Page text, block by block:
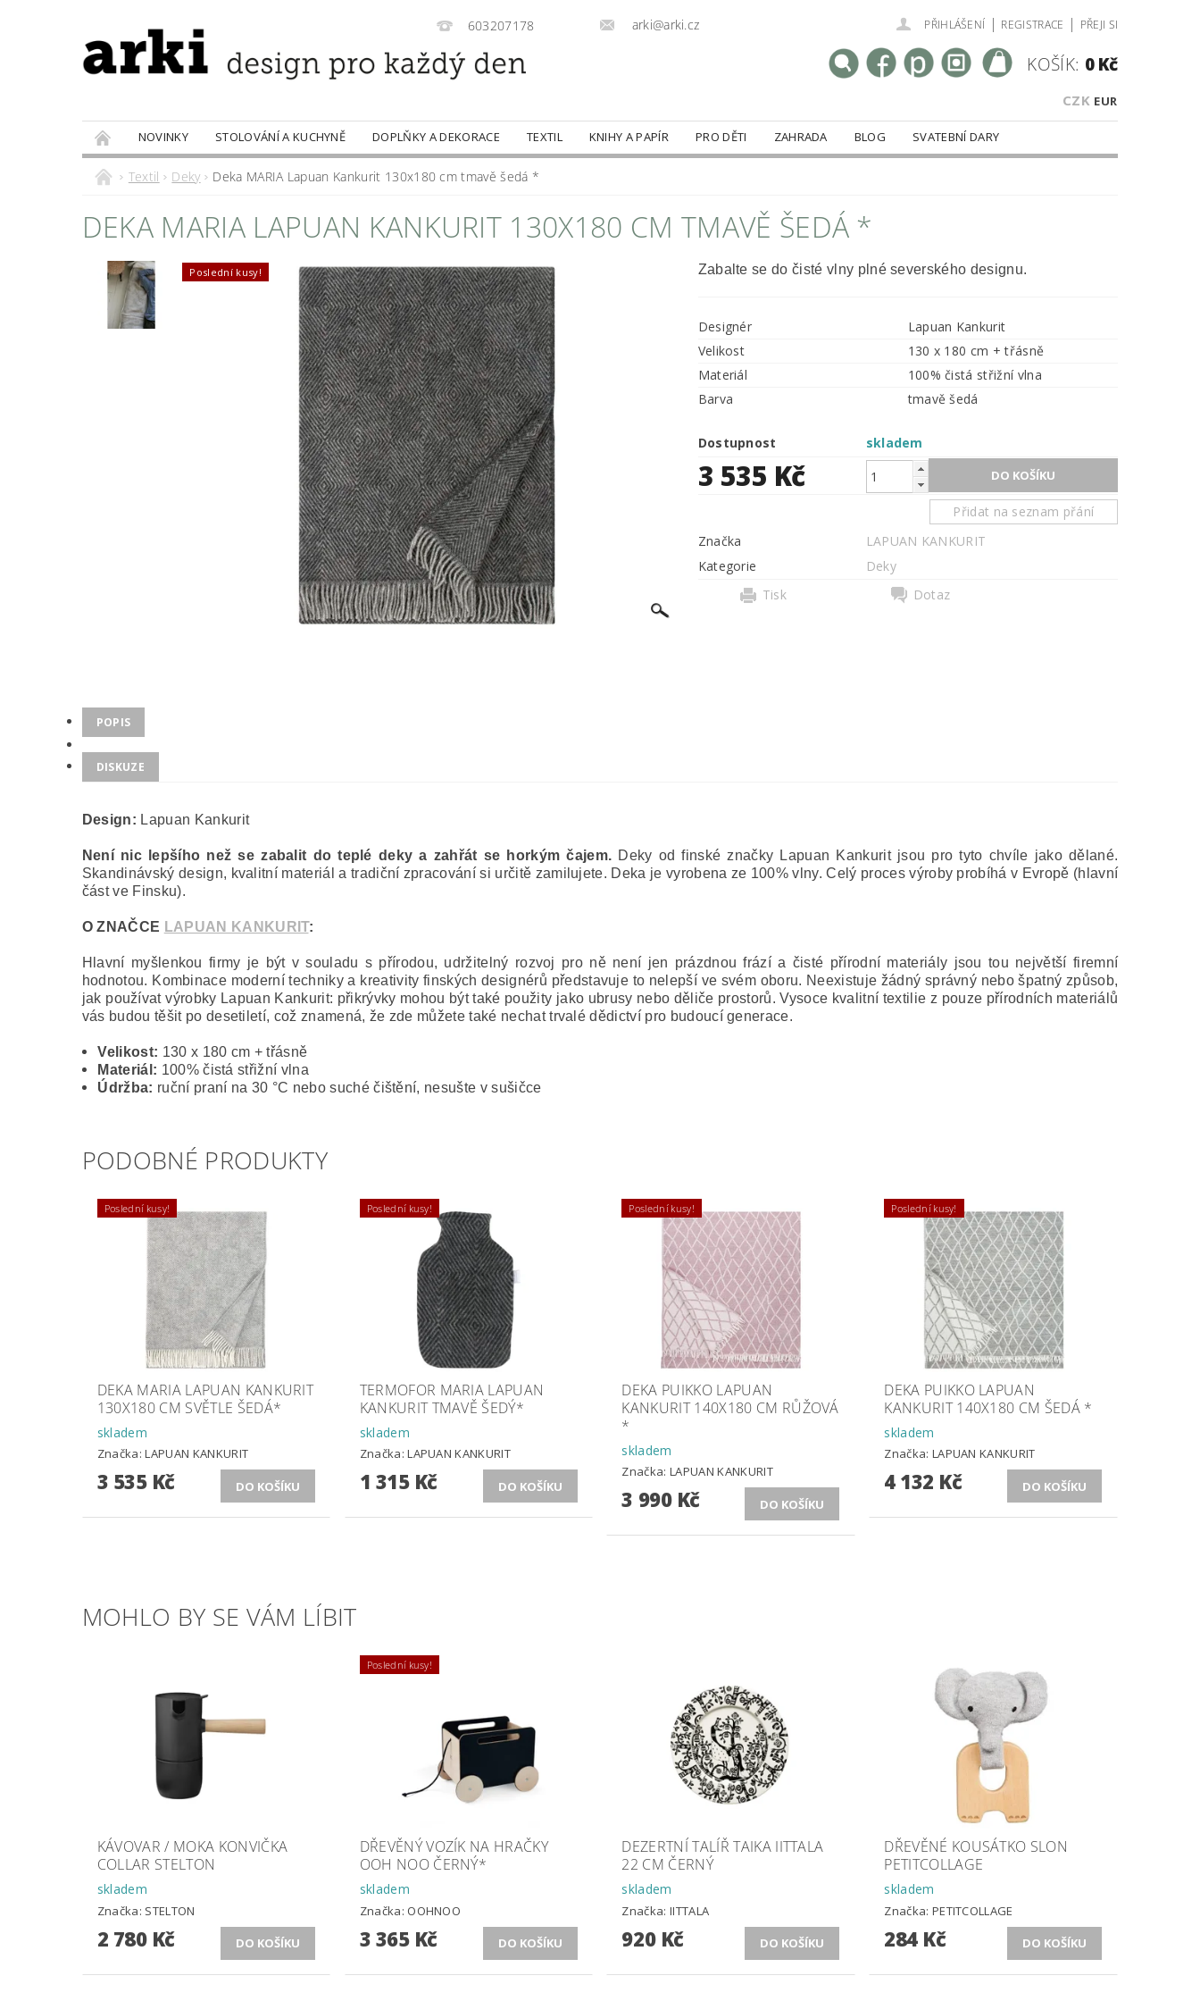
603207178 arki@arki.cz PŘIHLÁŠENÍ | REGISTRACE | PŘEJI SI
CZK EUR
KOŠÍK: 0 Kč
NOVINKY STOLOVÁNÍ A KUCHYNĚ DOPLŇKY A DEKORACE TEXTIL KNIHY A PAPÍR PRO DĚTI ZAHRADA BLOG
SVATEBNÍ DARY
PRODÁVANÉ ZNAČKY
DOBROTY
Textil Deky Deka MARIA Lapuan Kankurit 130x180 cm tmavě šedá *
DEKA MARIA LAPUAN KANKURIT 130X180 CM TMAVĚ ŠEDÁ *
Poslední kusy! Zabalte se do čisté vlny plné severského designu.
Designér
Lapuan Kankurit
Velikost
130 x 180 cm + třásně
Materiál
100% čistá střižní vlna
Barva
tmavě šedá
Dostupnost skladem
3 535 Kč
Přidat na seznam přání
Značka
LAPUAN KANKURIT
Kategorie
Deky
Tisk
Dotaz
POPIS
DISKUZE
Design: Lapuan Kankurit
Není nic lepšího než se zabalit do teplé deky a zahřát se horkým čajem. Deky od finské značky Lapuan Kankurit jsou pro tyto chvíle jako dělané.
Skandinávský design, kvalitní materiál a tradiční zpracování si určitě zamilujete. Deka je vyrobena ze 100% vlny. Celý proces výroby probíhá v Evropě (hlavní
část ve Finsku).
O ZNAČCE LAPUAN KANKURIT:
Hlavní myšlenkou firmy je být v souladu s přírodou, udržitelný rozvoj pro ně není jen prázdnou frází a čisté přírodní materiály jsou tou největší firemní
hodnotou. Kombinace moderní techniky a kreativity finských designérů představuje to nelepší ve svém oboru. Neexistuje žádný správný nebo špatný způsob,
jak používat výrobky Lapuan Kankurit: přikrývky mohou být také použity jako ubrusy nebo děliče prostorů. Vysoce kvalitní textilie z pouze přírodních materiálů
vás budou těšit po desetiletí, což znamená, že zde můžete také nechat trvalé dědictví pro budoucí generace.
Velikost: 130 x 180 cm + třásně
Materiál: 100% čistá střižní vlna
Údržba: ruční praní na 30 °C nebo suché čištění, nesušte v sušičce
PODOBNÉ PRODUKTY
Poslední kusy!
DEKA MARIA LAPUAN KANKURIT
130X180 CM SVĚTLE ŠEDÁ*
skladem
Značka:LAPUAN KANKURIT
3 535 Kč
Poslední kusy!
TERMOFOR MARIA LAPUAN
KANKURIT TMAVĚ ŠEDÝ*
skladem
Značka:LAPUAN KANKURIT
1 315 Kč
Poslední kusy!
DEKA PUIKKO LAPUAN
KANKURIT 140X180 CM RŮŽOVÁ
*
skladem
Značka:LAPUAN KANKURIT
3 990 Kč
Poslední kusy!
DEKA PUIKKO LAPUAN
KANKURIT 140X180 CM ŠEDÁ *
skladem
Značka: LAPUAN KANKURIT
4 132 Kč
MOHLO BY SE VÁM LÍBIT
KÁVOVAR / MOKA KONVIČKA
COLLAR STELTON
skladem
Značka: STELTON
2 780 Kč
Poslední kusy!
DŘEVĚNÝ VOZÍK NA HRAČKY
OOH NOO ČERNÝ*
skladem
Značka: OOHNOO
3 365 Kč
DEZERTNÍ TALÍŘ TAIKA IITTALA
22 CM ČERNÝ
skladem
Značka:IITTALA
920 Kč
DŘEVĚNÉ KOUSÁTKO SLON
PETITCOLLAGE
skladem
Značka: PETITCOLLAGE
284 Kč